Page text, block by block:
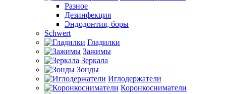
Разное
Дезинфекция
Эндодонтия, боры
Schwert
Гладилки
Зажимы
Зеркала
Зонды
Иглодержатели
Коронкосниматели